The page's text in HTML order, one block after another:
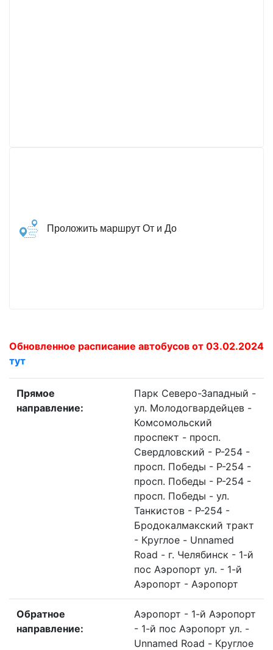
Проложить маршрут От и До
Обновленное расписание автобусов от 03.02.2024
тут
Прямое
направление:
Парк Северо-Западный -
ул. Молодогвардейцев -
Комсомольский
проспект - просп.
Свердловский - Р-254 -
просп. Победы - Р-254 -
просп. Победы - Р-254 -
просп. Победы - ул.
Танкистов - Р-254 -
Бродокалмакский тракт
- Круглое - Unnamed
Road - г. Челябинск - 1-й
пос Аэропорт ул. - 1-й
Аэропорт - Аэропорт
Обратное
направление:
Аэропорт - 1-й Аэропорт
- 1-й пос Аэропорт ул. -
Unnamed Road - Круглое